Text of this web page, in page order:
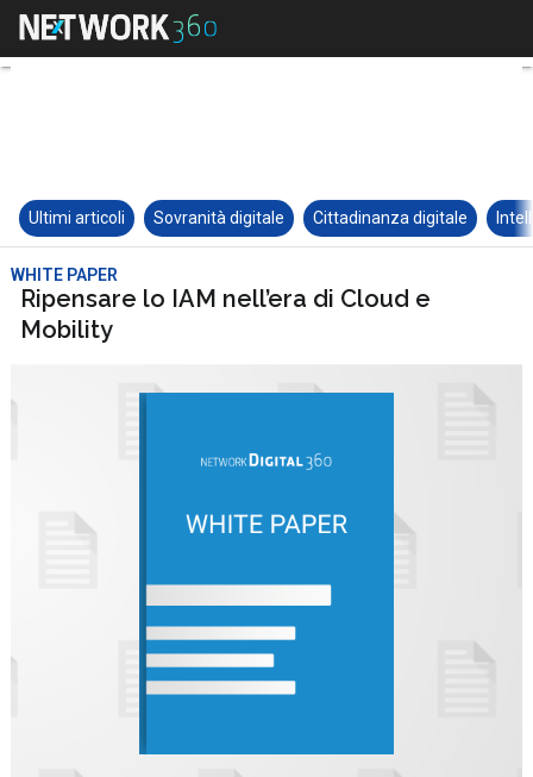
Ultimi articoli Sovranità digitale Cittadinanza digitale
WHITE PAPER
Ripensare lo IAM nell’era di Cloud e
Mobility